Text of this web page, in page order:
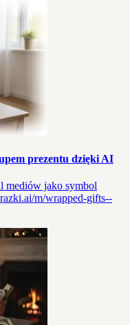
prezentu dzięki AI
mediów jako symbol
m/wrapped-gifts--